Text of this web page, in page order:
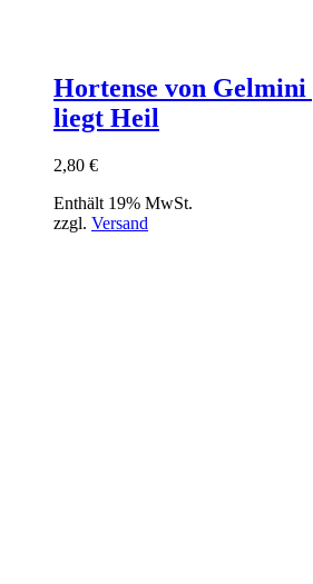
Hortense von
liegt Heil
2,80 €
Enthält 19% MwSt.
zzgl. Versand